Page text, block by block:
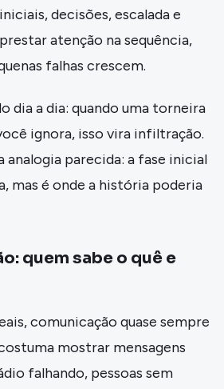
decisões, escalada e
atenção na sequência,
falhas crescem.
dia a dia: quando uma torneira
ignora, isso vira infiltração.
analogia parecida: a fase inicial
mas é onde a história poderia
quem sabe o quê e
comunicação quase sempre
mostrar mensagens
falhando, pessoas sem